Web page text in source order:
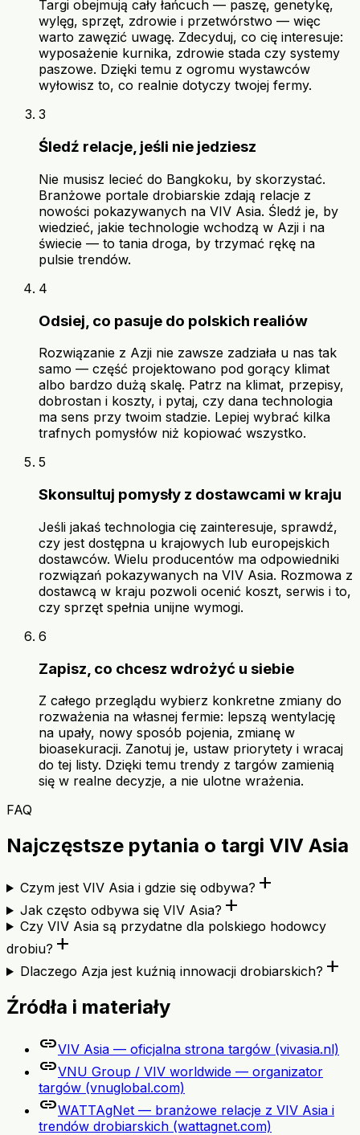
Targi obejmują cały łańcuch — paszę, genetykę,
wylęg, sprzęt, zdrowie i przetwórstwo — więc
warto zawęzić uwagę. Zdecyduj, co cię interesuje:
wyposażenie kurnika, zdrowie stada czy systemy
paszowe. Dzięki temu z ogromu wystawców
wyłowisz to, co realnie dotyczy twojej fermy.
3
Śledź relacje, jeśli nie jedziesz
Nie musisz lecieć do Bangkoku, by skorzystać.
Branżowe portale drobiarskie zdają relacje z
nowości pokazywanych na VIV Asia. Śledź je, by
wiedzieć, jakie technologie wchodzą w Azji i na
świecie — to tania droga, by trzymać rękę na
pulsie trendów.
4
Odsiej, co pasuje do polskich realiów
Rozwiązanie z Azji nie zawsze zadziała u nas tak
samo — część projektowano pod gorący klimat
albo bardzo dużą skalę. Patrz na klimat, przepisy,
dobrostan i koszty, i pytaj, czy dana technologia
ma sens przy twoim stadzie. Lepiej wybrać kilka
trafnych pomysłów niż kopiować wszystko.
5
Skonsultuj pomysły z dostawcami w kraju
Jeśli jakaś technologia cię zainteresuje, sprawdź,
czy jest dostępna u krajowych lub europejskich
dostawców. Wielu producentów ma odpowiedniki
rozwiązań pokazywanych na VIV Asia. Rozmowa z
dostawcą w kraju pozwoli ocenić koszt, serwis i to,
czy sprzęt spełnia unijne wymogi.
6
Zapisz, co chcesz wdrożyć u siebie
Z całego przeglądu wybierz konkretne zmiany do
rozważenia na własnej fermie: lepszą wentylację
na upały, nowy sposób pojenia, zmianę w
bioasekuracji. Zanotuj je, ustaw priorytety i wracaj
do tej listy. Dzięki temu trendy z targów zamienią
się w realne decyzje, a nie ulotne wrażenia.
FAQ
Najczęstsze pytania o targi VIV Asia
Czym jest VIV Asia i gdzie się odbywa? add
Jak często odbywa się VIV Asia? add
Czy VIV Asia są przydatne dla polskiego hodowcy
drobiu? add
Dlaczego Azja jest kuźnią innowacji drobiarskich? add
Źródła i materiały
linkVIV Asia — oficjalna strona targów (vivasia.nl)
linkVNU Group / VIV worldwide — organizator
targów (vnuglobal.com)
linkWATTAgNet — branżowe relacje z VIV Asia i
trendów drobiarskich (wattagnet.com)